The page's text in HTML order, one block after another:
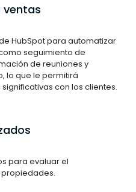
ventas
HubSpot para automatizar
seguimiento de
de reuniones y
lo que le permitirá
con los clientes.
para evaluar el